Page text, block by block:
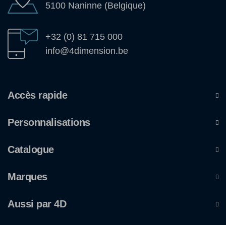
5100 Naninne (Belgique)
+32 (0) 81 715 000
info@4dimension.be
Accès rapide
Personnalisations
Catalogue
Marques
Aussi par 4D